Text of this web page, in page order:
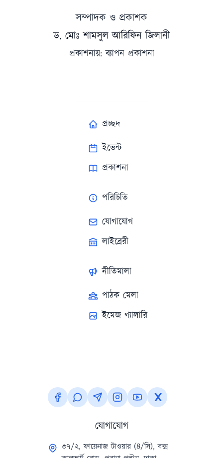
সম্পাদক ও প্রকাশক
ড. মোঃ শামসুল আরিফিন জিলানী
প্রকাশনায়: ব্যাপন প্রকাশনা
প্রচ্ছদ
ইভেন্ট
প্রকাশনা
পরিচিতি
যোগাযোগ
লাইব্রেরী
নীতিমালা
পাঠক মেলা
ইমেজ গ্যালারি
যোগাযোগ
৩৭/২, ফায়েনাজ টাওয়ার (৪/সি), বক্স